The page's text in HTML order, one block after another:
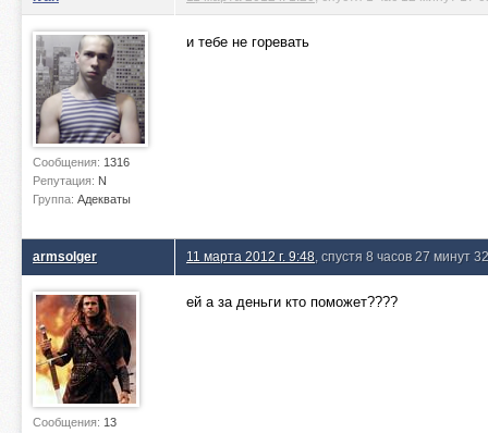
Сообщения: 1316
Репутация: N
Группа: Адекваты
и тебе не горевать
armsolger
Сообщения: 13
11 марта 2012 г. 9:48 , спустя 8 часов 27 минут
ей а за деньги кто поможет????